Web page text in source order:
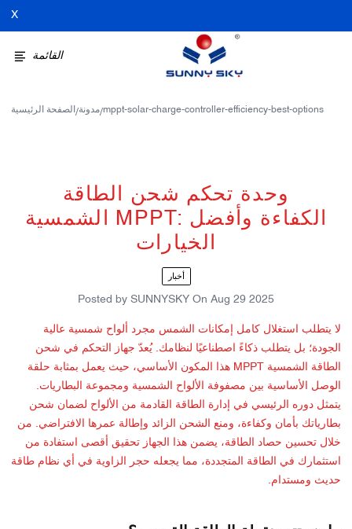
X
القائمة
الصفحة الرئيسية /مدونة/mppt-solar-charge-controller-efficiency-best-options
وحدة تحكم شحن الطاقة
الشمسية MPPT: الكفاءة وأفضل
الخيارات
أخبار
Posted by SUNNYSKY On Aug 29 2025
لا يتطلب استغلال كامل إمكانات الشمس مجرد ألواح شمسية عالية
الجودة؛ بل يتطلب ذكاءً اصطناعيًا لنظامك. يُعدّ جهاز التحكم في شحن
الطاقة الشمسية MPPT هذا المكون الأساسي، حيث يعمل بمثابة حلقة
الوصل الأساسية بين مصفوفة الألواح الشمسية ومجموعة البطاريات.
يتمثل دوره الرئيسي في إدارة الطاقة القادمة من الألواح لضمان شحن
بطارياتك بأمان وكفاءة، ومنع الشحن الزائد وإطالة عمرها الافتراضي. من
خلال تحسين حصاد الطاقة، يضمن هذا الجهاز تحقيق أقصى استفادة من
استثمارك في الطاقة المتجددة، مما يجعله حجر الزاوية في أي نظام طاقة
حديث ومستدام.